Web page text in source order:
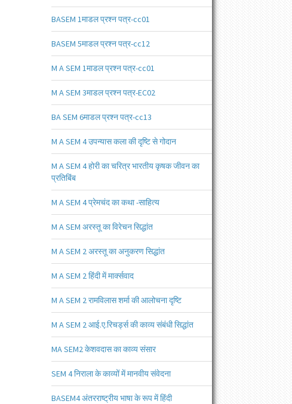
BASEM 1माडल प्रश्न पत्र-cc01
BASEM 5माडल प्रश्न पत्र-cc12
M A SEM 1माडल प्रश्न पत्र-cc01
M A SEM 3माडल प्रश्न पत्र-EC02
BA SEM 6माडल प्रश्न पत्र-cc13
M A SEM 4 उपन्यास कला की दृष्टि से गोदान
M A SEM 4 होरी का चरित्र भारतीय कृषक जीवन का
प्रतिबिंब
M A SEM 4 प्रेमचंद का कथा -साहित्य
M A SEM अरस्तू का विरेचन सिद्धांत
M A SEM 2 अरस्तू का अनुकरण सिद्धांत
M A SEM 2 हिंदी में मार्क्सवाद
M A SEM 2 रामविलास शर्मा की आलोचना दृष्टि
M A SEM 2 आई.ए.रिचर्ड्स की काव्य संबंधी सिद्धांत
MA SEM2 केशवदास का काव्य संसार
SEM 4 निराला के काव्यों में मानवीय संवेदना
BASEM4 अंतरराष्ट्रीय भाषा के रूप में हिंदी